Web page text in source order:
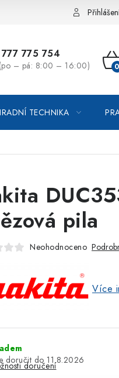
/ odstoupení od smlouvy
777 775 754
(po – pá: 8:00 – 16:00)
TECHNIKA
pila
Neohodnoceno
Více
11.8.2026
doručení